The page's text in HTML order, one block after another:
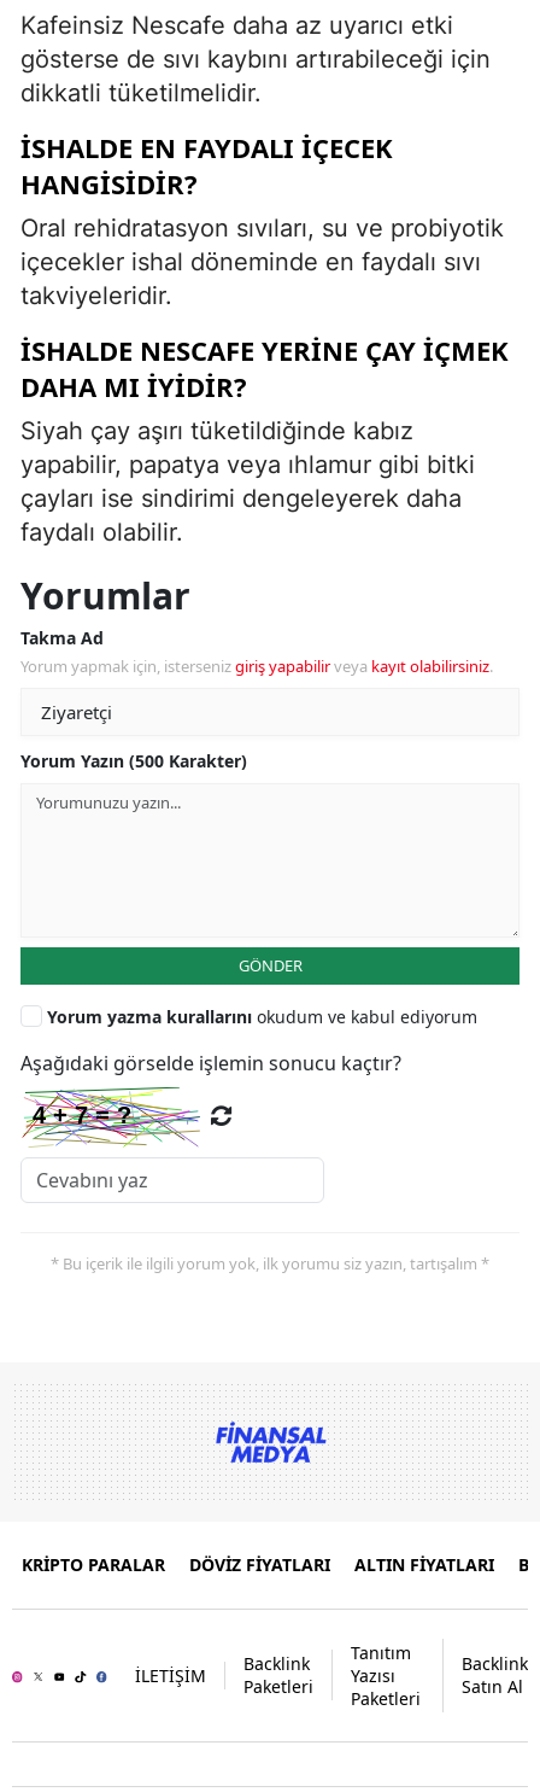
Kafeinsiz Nescafe daha az uyarıcı etki
gösterse de sıvı kaybını artırabileceği için
dikkatli tüketilmelidir.
İSHALDE EN FAYDALI İÇECEK
HANGISIDIR?
Oral rehidratasyon sıvıları, su ve probiyotik
içecekler ishal döneminde en faydalı sıvı
takviyeleridir.
İSHALDE NESCAFE YERINE ÇAY İÇMEK
DAHA MI İYIDIR?
Siyah çay aşırı tüketildiğinde kabız
yapabilir, papatya veya ıhlamur gibi bitki
çayları ise sindirimi dengeleyerek daha
faydalı olabilir.
Yorumlar
Takma Ad
Yorum yapmak için, istersenizgiriş yapabilirveya kayıt olabilirsiniz.
Yorum Yazın (500 Karakter)
GÖNDER
Yorum yazma kurallarını okudum ve kabul ediyorum
Aşağıdaki görselde işlemin sonucu kaçtır?
* Bu içerik ile ilgili yorum yok, ilk yorumu siz yazın, tartışalım *
KRİPTO PARALAR DÖVİZ FİYATLARI ALTIN FİYATLARI
İLETİŞİM
Backlink
Paketleri
Tanıtım
Yazısı
Paketleri
Backlink
Satın Al